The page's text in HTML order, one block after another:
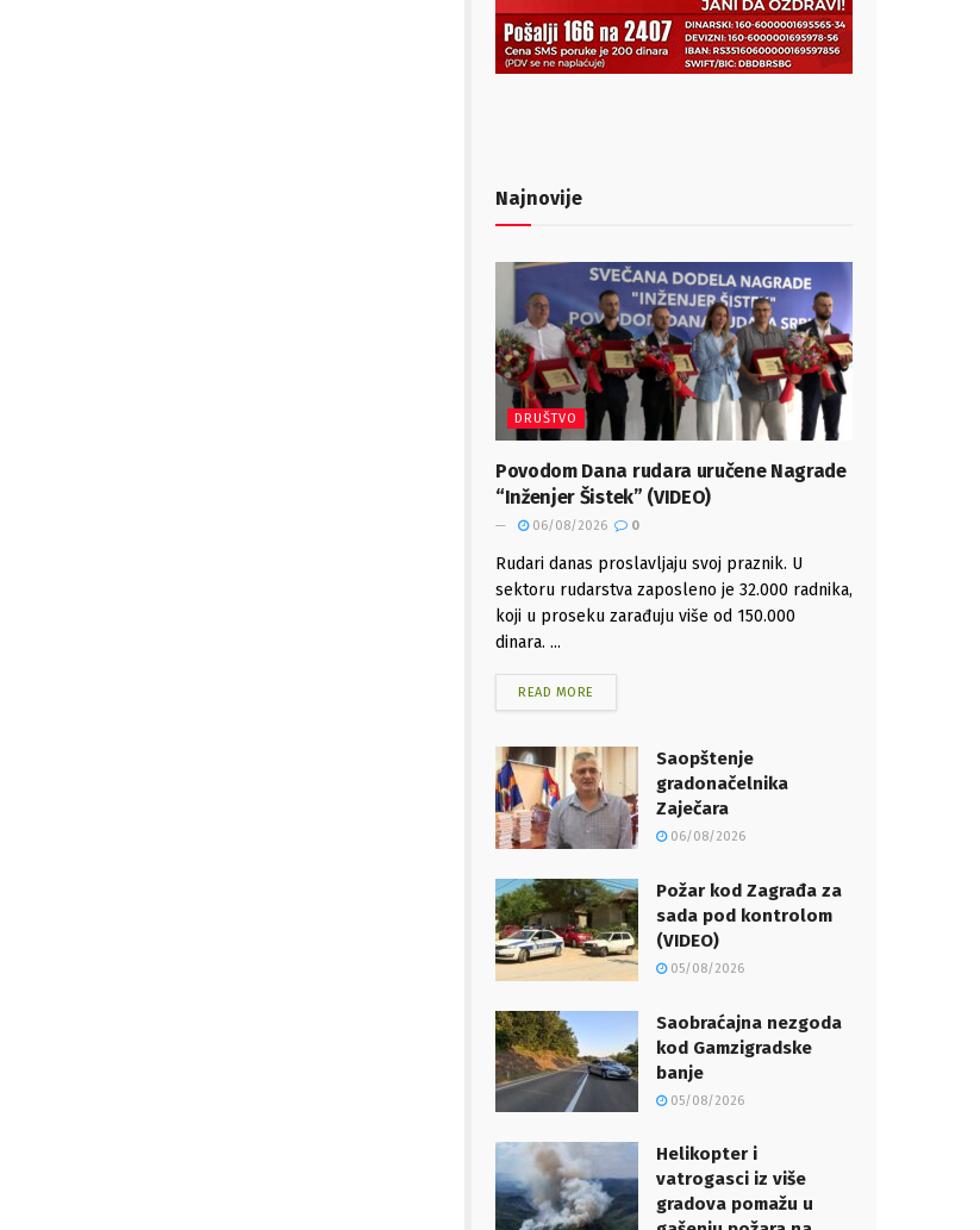
Najnovije
DRUŠTVO
Povodom Dana rudara uručene Nagrade
“Inženjer Šistek” (VIDEO)
06/08/2026 0
Rudari danas proslavljaju svoj praznik. U
sektoru rudarstva zaposleno je 32.000 radnika,
koji u proseku zarađuju više od 150.000
dinara. ...
READ MORE
Saopštenje
gradonačelnika
Zaječara
06/08/2026
Požar kod Zagrađa za
sada pod kontrolom
(VIDEO)
05/08/2026
Saobraćajna nezgoda
kod Gamzigradske
banje
05/08/2026
Helikopter i
vatrogasci iz više
gradova pomažu u